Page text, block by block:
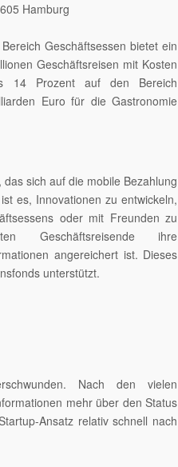
Hamburg
Geschäftsessen bietet ein
Geschäftsreisen mit Kosten
14 Prozent auf den Bereich
Euro für die Gastronomie
sich auf die mobile Bezahlung
es, Innovationen zu entwickeln,
oder mit Freunden zu
Geschäftsreisende ihre
angereichert ist. Dieses
unterstützt.
Nach den vielen
mehr über den Status
Ansatz relativ schnell nach